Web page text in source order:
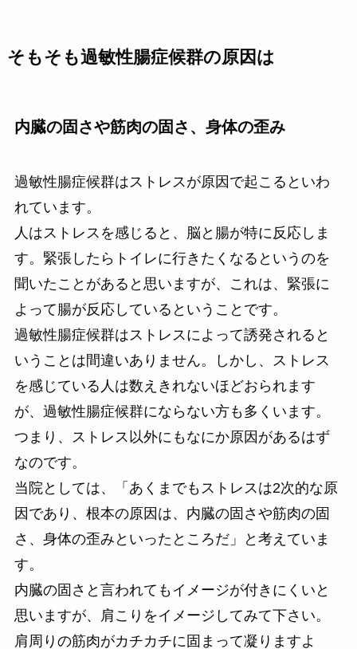
そもそも過敏性腸症候群の原因は
内臓の固さや筋肉の固さ、身体の歪み
過敏性腸症候群はストレスが原因で起こるといわ
れています。
人はストレスを感じると、脳と腸が特に反応しま
す。緊張したらトイレに行きたくなるというのを
聞いたことがあると思いますが、これは、緊張に
よって腸が反応しているということです。
過敏性腸症候群はストレスによって誘発されると
いうことは間違いありません。しかし、ストレス
を感じている人は数えきれないほどおられます
が、過敏性腸症候群にならない方も多くいます。
つまり、ストレス以外にもなにか原因があるはず
なのです。
当院としては、「あくまでもストレスは2次的な原
因であり、根本の原因は、内臓の固さや筋肉の固
さ、身体の歪みといったところだ」と考えていま
す。
内臓の固さと言われてもイメージが付きにくいと
思いますが、肩こりをイメージしてみて下さい。
肩周りの筋肉がカチカチに固まって凝りますよ